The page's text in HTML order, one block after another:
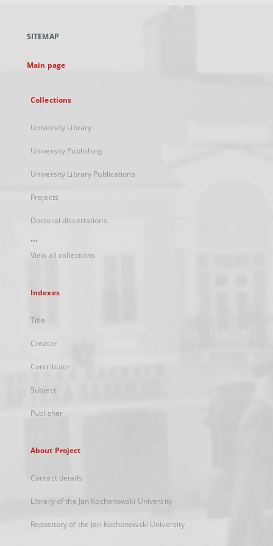
new
SITEMAP
Main page
Collections
University Library
University Publishing
University Library Publications
Projects
Doctoral dissertations
...
View all collections
Indexes
Title
Creator
Contributor
Subject
Publisher
About Project
Contact details
Library of the Jan Kochanowski University
Repository of the Jan Kochanowski University